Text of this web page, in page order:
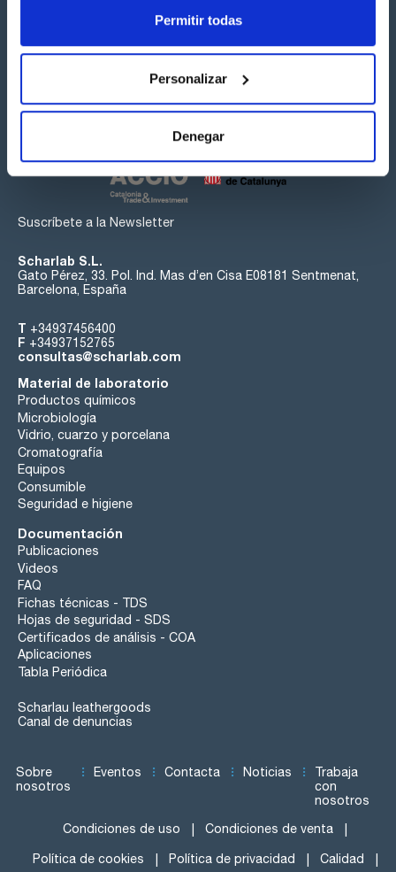
Permitir todas
Personalizar
Denegar
Síguenos:
Suscríbete a la Newsletter
Scharlab S.L.
Gato Pérez, 33. Pol. Ind. Mas d’en Cisa E08181 Sentmenat,
Barcelona, España
T +34937456400
F +34937152765
consultas@scharlab.com
Material de laboratorio
Productos químicos
Microbiología
Vidrio, cuarzo y porcelana
Cromatografía
Equipos
Consumible
Seguridad e higiene
Documentación
Publicaciones
Videos
FAQ
Fichas técnicas - TDS
Hojas de seguridad - SDS
Certificados de análisis - COA
Aplicaciones
Tabla Periódica
Scharlau leathergoods
Canal de denuncias
Sobre
nosotros
Eventos Contacta Noticias
Trabaja
con
nosotros
Condiciones de uso Condiciones de venta
Política de cookies Política de privacidad Calidad